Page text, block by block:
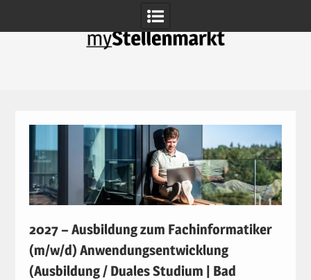
2027 – Ausbildung zum Fachinformatiker
(m/w/d) Anwendungsentwicklung
(Ausbildung / Duales Studium | Bad